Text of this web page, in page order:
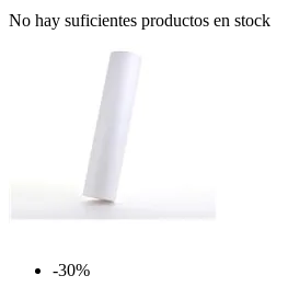
No hay suficientes productos en stock
-30%